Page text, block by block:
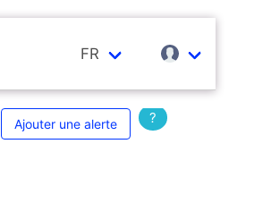
FR
Ajouter une alerte ?